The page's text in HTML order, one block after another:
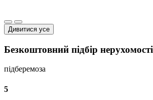
Дивитися усе
Безкоштовний підбір нерухомості
підберемоза
5